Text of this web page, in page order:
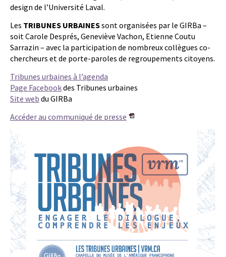
design de l’Université Laval.
Les TRIBUNES URBAINESsont organisées par le GIRBa –
soit Carole Després, Geneviève Vachon, Etienne Coutu
Sarrazin – avec la participation de nombreux collègues co-
chercheurs et de porte-paroles de regroupements citoyens.
Tribunes urbaines à l’agenda
Page Facebookdes Tribunes urbaines
Site web du GIRBa
Accéder au communiqué de presse